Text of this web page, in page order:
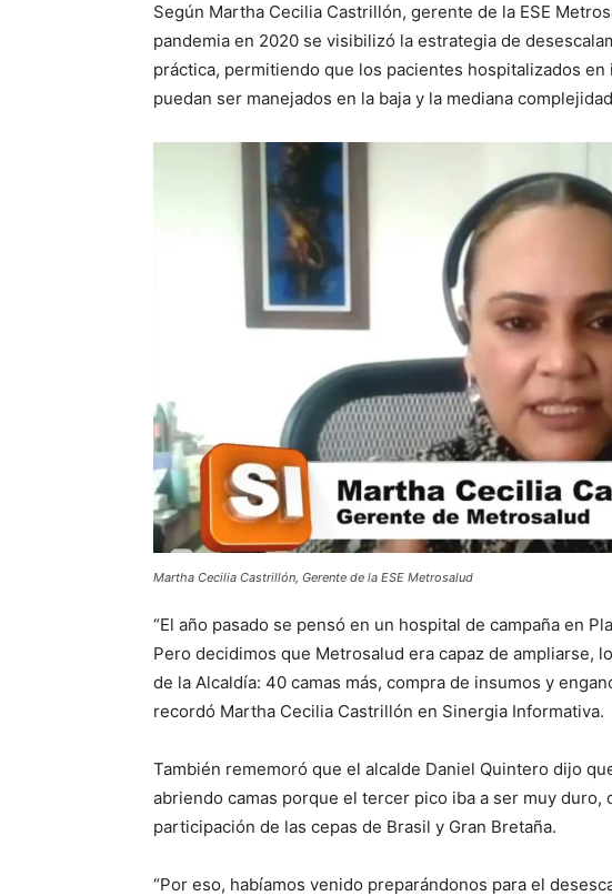
Según Martha Cecilia Castrillón, gerente de la ESE
pandemia en 2020 se visibilizó la estrategia de
práctica, permitiendo que los pacientes hospitalizados
puedan ser manejados en la baja y la mediana
Martha Cecilia Castrillón, Gerente de la ESE Metrosalud
“El año pasado se pensó en un hospital de campaña en
Pero decidimos que Metrosalud era capaz de ampliarse,
de la Alcaldía: 40 camas más, compra de insumos y
recordó Martha Cecilia Castrillón en Sinergia Informativa.
También rememoró que el alcalde Daniel Quintero dijo
abriendo camas porque el tercer pico iba a ser muy
participación de las cepas de Brasil y Gran Bretaña.
“Por eso, habíamos venido preparándonos para el